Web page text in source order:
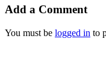
Add a Comment
You must be logged in to